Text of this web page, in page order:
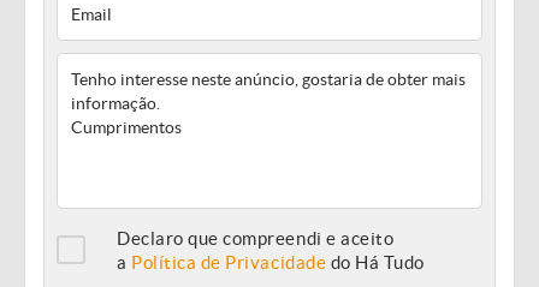
Declaro que compreendi e aceito
a Política de Privacidade do Há Tudo